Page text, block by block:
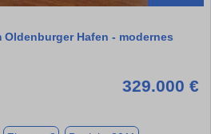
Hafen - modernes
329.000 €